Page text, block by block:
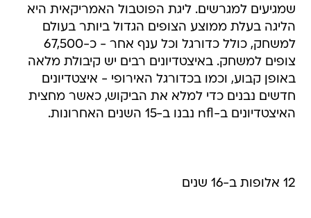
שמגיעים למגרשים. ליגת הפוטבול האמריקאית היא
הליגה בעלת ממוצע הצופים הגדול ביותר בעולם
למשחק, כולל כדורגל וכל ענף אחר - כ-67,500
צופים למשחק. באיצטדיונים רבים יש קיבולת מלאה
באופן קבוע, וכמו בכדורגל האירופי - איצטדיונים
חדשים נבנים כדי למלא את הביקוש, כאשר מחצית
האיצטדיונים ב-nfl נבנו ב-15 השנים האחרונות.
12 אלופות ב-16 שנים